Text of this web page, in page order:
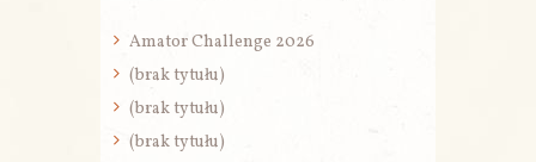
Amator Challenge 2026
(brak tytułu)
(brak tytułu)
(brak tytułu)